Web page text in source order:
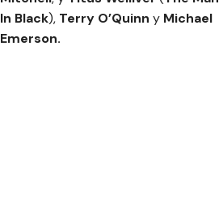
In Black), Terry O’Quinn y Michael
Emerson.